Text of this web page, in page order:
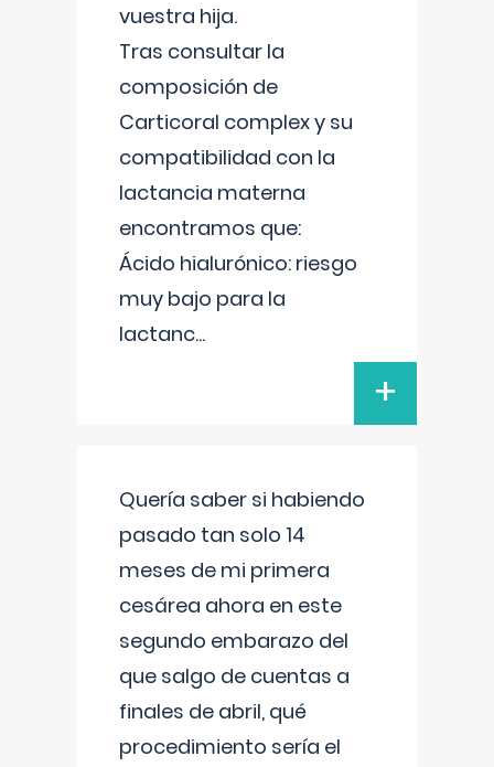
vuestra hija.
Tras consultar la
composición de
Carticoral complex y su
compatibilidad con la
lactancia materna
encontramos que:
Ácido hialurónico: riesgo
muy bajo para la
lactanc...
+
Quería saber si habiendo
pasado tan solo 14
meses de mi primera
cesárea ahora en este
segundo embarazo del
que salgo de cuentas a
finales de abril, qué
procedimiento sería el